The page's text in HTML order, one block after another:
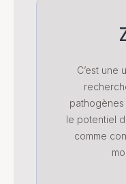
C’est une
pathogènes
le potentiel
comme